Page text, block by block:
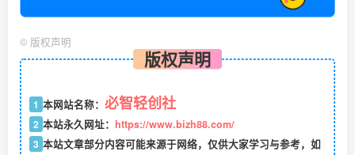
© 版权声明
版权声明
1 本网站名称： 必智轻创社
2 本站永久网址： https://www.bizh88.com/
3 本站文章部分内容可能来源于网络，仅供大家学习与参考，如